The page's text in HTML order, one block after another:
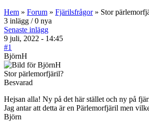
Hem » Forum » Fjärilsfrågor» Stor
3 inlägg / 0 nya
Senaste inlägg
9 juli, 2022 - 14:45
#1
BjörnH
Stor pärlemorfjäril?
Besvarad
Hejsan alla! Ny på det här stället och ny på
Jag antar att detta är en Pärlemorfjäril men
Björn